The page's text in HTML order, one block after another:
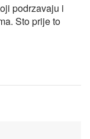
podrzavaju i
Sto prije to